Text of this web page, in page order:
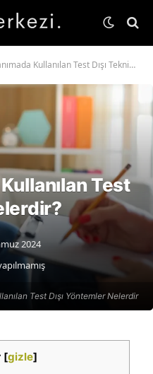
Kullanılan Test Dışı Teknikler Nelerdir?
Test Dışı Yöntemler Nelerdir
Test
2024
[gizle]